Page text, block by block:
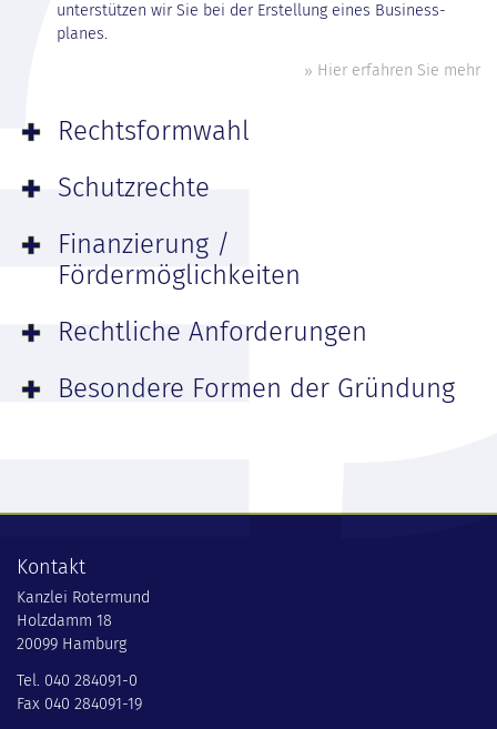
unterstützen wir Sie bei der Erstellung eines Business­
planes.
Hier erfahren Sie mehr
Rechtsformwahl
Schutzrechte
Finanzierung /
Fördermöglichkeiten
Rechtliche Anforderungen
Besondere Formen der Gründung
Kontakt
Kanzlei Rotermund
Holzdamm 18
20099 Hamburg
Tel. 040 284091-0
Fax 040 284091-19